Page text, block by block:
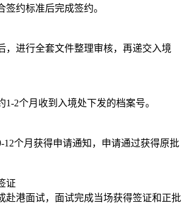
签约标准后完成签约。
，进行全套文件整理审核，再递交入境
1-2个月收到入境处下发的档案号。
12个月获得申请通知，申请通过获得原批
证
赴港面试，面试完成当场获得签证和正批